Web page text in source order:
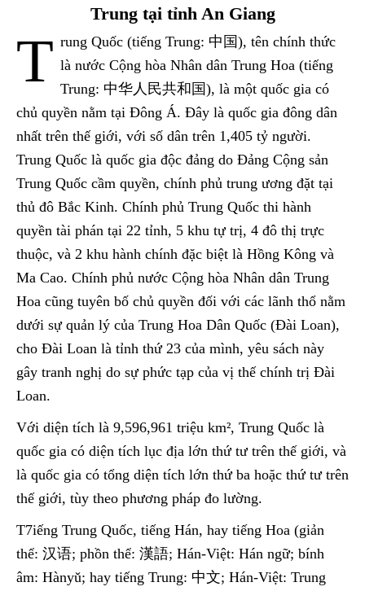
Trung tại tỉnh An Giang
T rung Quốc (tiếng Trung: 中国), tên chính thức
là nước Cộng hòa Nhân dân Trung Hoa (tiếng
Trung: 中华人民共和国), là một quốc gia có
chủ quyền nằm tại Đông Á. Đây là quốc gia đông dân
nhất trên thế giới, với số dân trên 1,405 tỷ người.
Trung Quốc là quốc gia độc đảng do Đảng Cộng sản
Trung Quốc cầm quyền, chính phủ trung ương đặt tại
thủ đô Bắc Kinh. Chính phủ Trung Quốc thi hành
quyền tài phán tại 22 tỉnh, 5 khu tự trị, 4 đô thị trực
thuộc, và 2 khu hành chính đặc biệt là Hồng Kông và
Ma Cao. Chính phủ nước Cộng hòa Nhân dân Trung
Hoa cũng tuyên bố chủ quyền đối với các lãnh thổ nằm
dưới sự quản lý của Trung Hoa Dân Quốc (Đài Loan),
cho Đài Loan là tỉnh thứ 23 của mình, yêu sách này
gây tranh nghị do sự phức tạp của vị thế chính trị Đài
Loan.
Với diện tích là 9,596,961 triệu km², Trung Quốc là
quốc gia có diện tích lục địa lớn thứ tư trên thế giới, và
là quốc gia có tổng diện tích lớn thứ ba hoặc thứ tư trên
thế giới, tùy theo phương pháp đo lường.
T7iếng Trung Quốc, tiếng Hán, hay tiếng Hoa (giản
thể: 汉语; phồn thể: 漢語; Hán-Việt: Hán ngữ; bính
âm: Hànyǔ; hay tiếng Trung: 中文; Hán-Việt: Trung